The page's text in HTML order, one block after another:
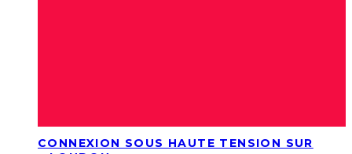
CONNEXION SOUS HAUTE TENSION SUR